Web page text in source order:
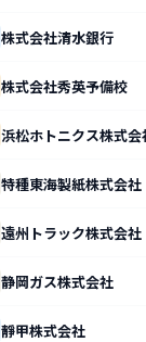
株式会社清水銀行
株式会社秀英予備校
浜松ホトニクス株式会
特種東海製紙株式会社
遠州トラック株式会社
静岡ガス株式会社
靜甲株式会社